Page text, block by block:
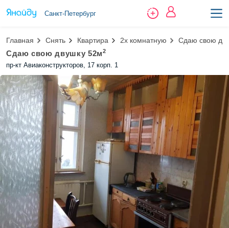
Санкт-Петербург
Главная Снять Квартира 2х комнатную Сдаю свою
Сдаю свою двушку 52м2
пр-кт Авиаконструкторов, 17 корп. 1